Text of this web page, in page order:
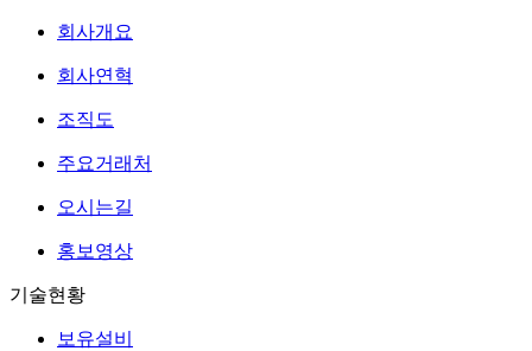
회사개요
회사연혁
조직도
주요거래처
오시는길
홍보영상
기술현황
보유설비